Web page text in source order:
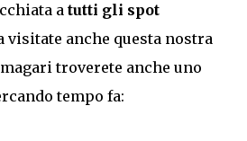
a tutti gli spot
visitate anche questa nostra
troverete anche uno
tempo fa: